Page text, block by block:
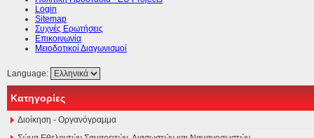
Login
Sitemap
Συχνές Ερωτήσεις
Επικοινωνία
Μειοδοτικοί Διαγωνισμοί
Language:
Κατηγορίες
Διοίκηση - Οργανόγραμμα